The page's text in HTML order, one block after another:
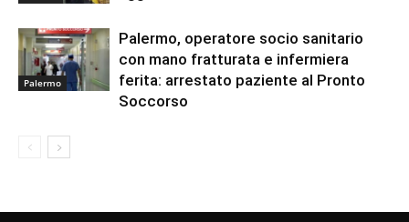
Palermo
Palermo, operatore socio sanitario
con mano fratturata e infermiera
ferita: arrestato paziente al Pronto
Soccorso